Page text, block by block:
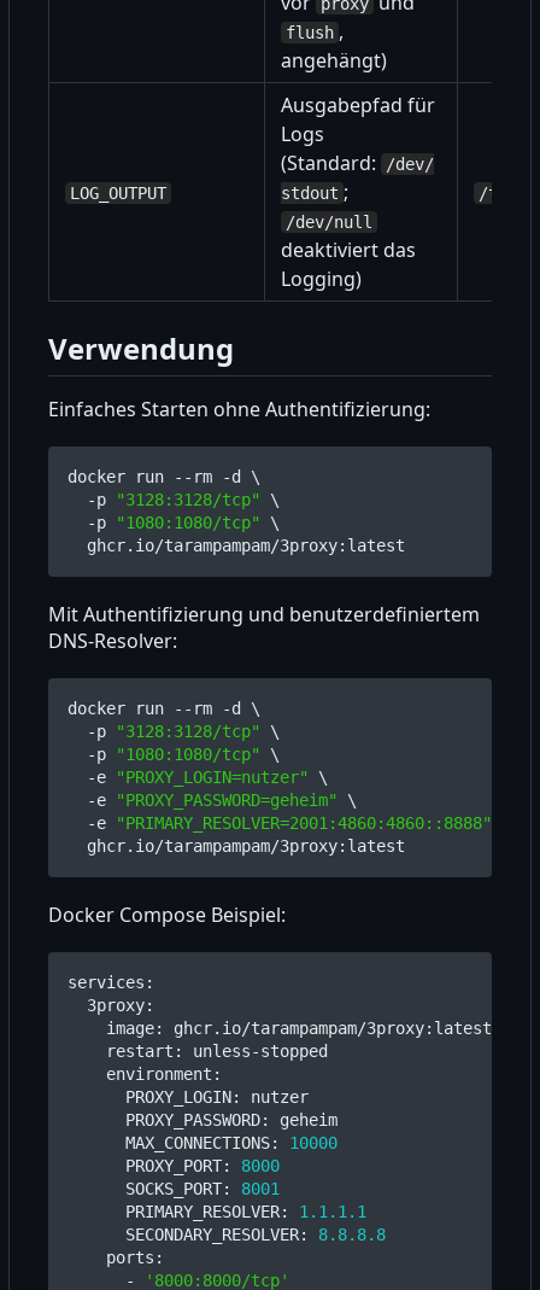
flush ,
angehängt)
LOG_OUTPUT
Ausgabepfad für
Logs
(Standard:
/dev/
stdout ;
/dev/null
deaktiviert das
Logging)
/tmp/
Verwendung
Einfaches Starten ohne Authentifizierung:
docker run --rm -d
  -p
"3128:3128/tcp"
  -p
"1080:1080/tcp"
Mit Authentifizierung und benutzerdefiniertem
DNS-Resolver:
docker run --rm -d
  -p
"3128:3128/tcp"
  -p
"1080:1080/tcp"
  -e
"PROXY_LOGIN=nutzer"
  -e
"PROXY_PASSWORD=geheim"
  -e
"PRIMARY_RESOLVER=2001:4860:4860::8888"
Docker Compose Beispiel:
services :
3proxy:
image:
ghcr.io/tarampampam/3proxy:latest
restart :
unless-stopped
environment :
PROXY_LOGIN:
nutzer
PROXY_PASSWORD:
geheim
MAX_CONNECTIONS:
10000
PROXY_PORT:
8000
SOCKS_PORT:
8001
PRIMARY_RESOLVER:
1.1.1.1
SECONDARY_RESOLVER:
8.8.8.8
ports :
-
'8000:8000/tcp'